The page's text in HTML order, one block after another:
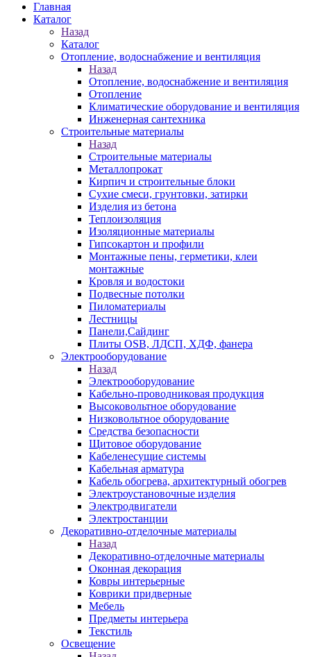
Главная
Каталог
Назад
Каталог
Отопление, водоснабжение и вентиляция
Назад
Отопление, водоснабжение и вентиляция
Отопление
Климатические оборудование и вентиляция
Инженерная сантехника
Строительные материалы
Назад
Строительные материалы
Металлопрокат
Кирпич и строительные блоки
Сухие смеси, грунтовки, затирки
Изделия из бетона
Теплоизоляция
Изоляционные материалы
Гипсокартон и профили
Монтажные пены, герметики, клеи
монтажные
Кровля и водостоки
Подвесные потолки
Пиломатериалы
Лестницы
Панели,Сайдинг
Плиты OSB, ЛДСП, ХДФ, фанера
Электрооборудование
Назад
Электрооборудование
Кабельно-проводниковая продукция
Высоковольтное оборудование
Низковольтное оборудование
Средства безопасности
Щитовое оборудование
Кабеленесущие системы
Кабельная арматура
Кабель обогрева, архитектурный обогрев
Электроустановочные изделия
Электродвигатели
Электростанции
Декоративно-отделочные материалы
Назад
Декоративно-отделочные материалы
Оконная декорация
Ковры интерьерные
Коврики придверные
Мебель
Предметы интерьера
Текстиль
Освещение